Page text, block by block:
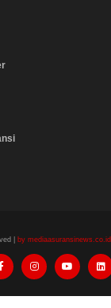
| by mediaasuransinews.co.id.